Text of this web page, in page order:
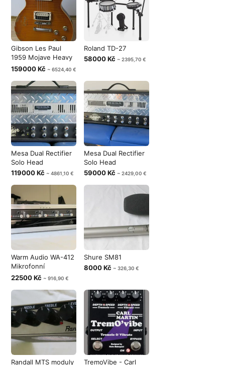
Gibson Les Paul
1959 Mojave Heavy
Aged, 60th
159000 Kč ~ 6524,40 €
Roland TD-27
58000 Kč ~ 2395,70 €
Mesa Dual Rectifier
Solo Head
119000 Kč ~ 4861,10 €
Mesa Dual Rectifier
Solo Head
59000 Kč ~ 2429,00 €
Warm Audio WA-412
Mikrofonní
předzesilovač
22500 Kč ~ 916,90 €
Shure SM81
8000 Kč ~ 326,30 €
Randall MTS moduly
TremoVibe - Carl